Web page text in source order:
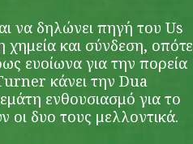
να δηλώνει πηγή του Us
και σύνδεση, οπότε
ευοίωνα για την πορεία
κάνει την Dua
ενθουσιασμό για το
δυο τους μελλοντικά.